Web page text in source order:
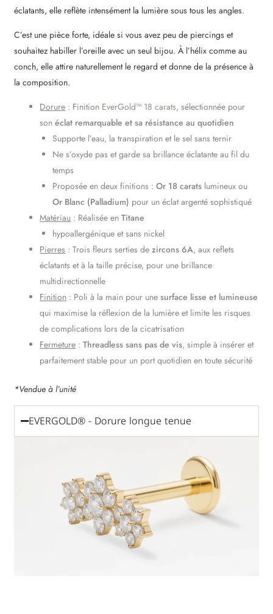
éclatants, elle reflète intensément la lumière sous tous les angles.
C’est une pièce forte, idéale si vous avez peu de piercings et
souhaitez habiller l’oreille avec un seul bijou. À l’hélix comme au
conch, elle attire naturellement le regard et donne de la présence à
la composition.
Dorure : Finition EverGold™ 18 carats, sélectionnée pour
sonéclat remarquable et sa résistance au quotidien
Supporte l’eau, la transpiration et le sel sans ternir
Ne s’oxyde pas et garde sa brillance éclatante au fil du
temps
Proposée en deux finitions :Or 18 carats lumineux ou
Or Blanc (Palladium) pour un éclat argenté sophistiqué
Matériau : Réalisée enTitane
hypoallergénique et sans nickel
Pierres : Trois fleurs serties dezircons 6A, aux reflets
éclatants et à la taille précise, pour une brillance
multidirectionnelle
Finition : Poli à la main pour unesurface lisse et lumineuse
qui maximise la réflexion de la lumière et limite les risques
de complications lors de la cicatrisation
Fermeture :Threadless sans pas de vis, simple à insérer et
parfaitement stable pour un port quotidien en toute sécurité
*Vendue à l’unité
EVERGOLD® - Dorure longue tenue